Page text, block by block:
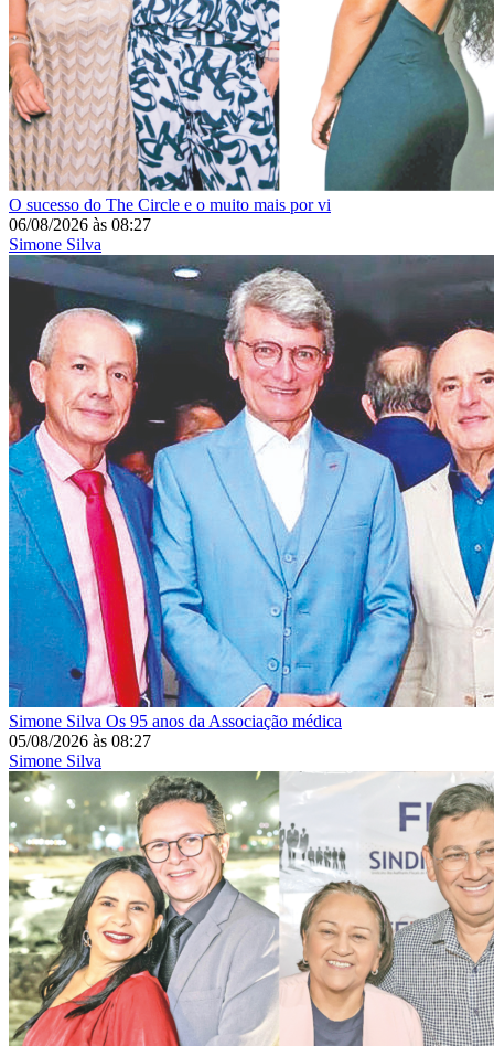
O sucesso do The Circle e o muito mais por vi
06/08/2026 às 08:27
Simone Silva
Simone Silva Os 95 anos da Associação médica
05/08/2026 às 08:27
Simone Silva